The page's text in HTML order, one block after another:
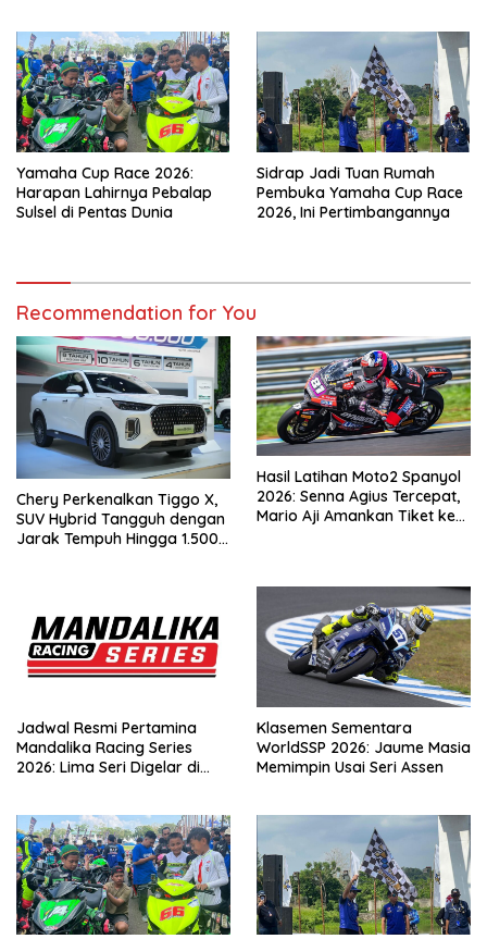
Yamaha Cup Race 2026:
Harapan Lahirnya Pebalap
Sulsel di Pentas Dunia
Sidrap Jadi Tuan Rumah
Pembuka Yamaha Cup Race
2026, Ini Pertimbangannya
Recommendation for You
Chery Perkenalkan Tiggo X,
SUV Hybrid Tangguh dengan
Jarak Tempuh Hingga 1.500
Hasil Latihan Moto2 Spanyol
2026: Senna Agius Tercepat,
Mario Aji Amankan Tiket ke
Jadwal Resmi Pertamina
Mandalika Racing Series
2026: Lima Seri Digelar di
Klasemen Sementara
WorldSSP 2026: Jaume Masia
Memimpin Usai Seri Assen